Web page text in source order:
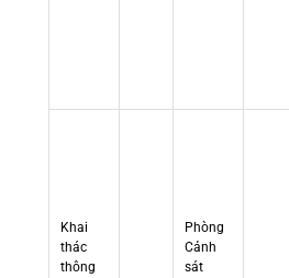
Khai
thác
thông
Phòng
Cảnh
sát